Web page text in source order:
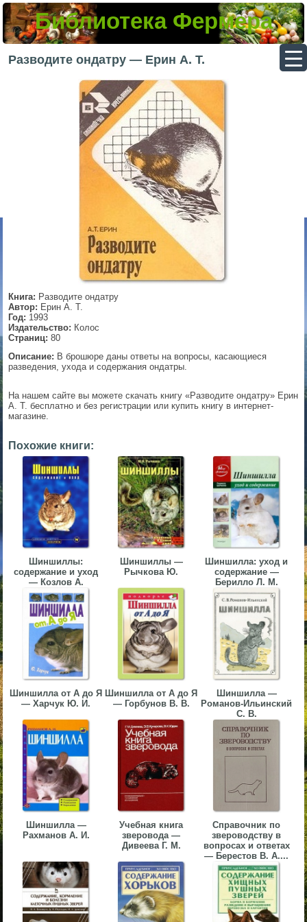
Библиотека Фермера
Разводите ондатру — Ерин А. Т.
Книга: Разводите ондатру
Автор: Ерин А. Т.
Год: 1993
Издательство: Колос
Страниц: 80
Описание: В брошюре даны ответы на вопросы, касающиеся
разведения, ухода и содержания ондатры.
На нашем сайте вы можете скачать книгу «Разводите ондатру» Ерин
А. Т. бесплатно и без регистрации или купить книгу в интернет-
магазине.
Похожие книги:
Шиншиллы:
содержание и уход
— Козлов А.
Шиншиллы —
Рычкова Ю.
Шиншилла: уход и
содержание —
Берилло Л. М.
Шиншилла от А до Я
— Харчук Ю. И.
Шиншилла от А до Я
— Горбунов В. В.
Шиншилла —
Романов-Ильинский
С. В.
Шиншилла —
Рахманов А. И.
Учебная книга
зверовода —
Дивеева Г. М.
Справочник по
звероводству в
вопросах и ответах
— Берестов В. А....
▼
▼
▼
▼
▼
▼